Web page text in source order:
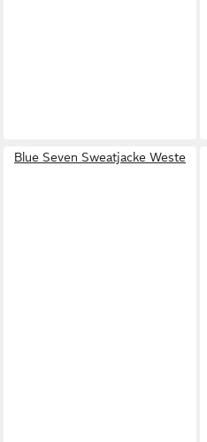
Blue Seven Sweatjacke Weste